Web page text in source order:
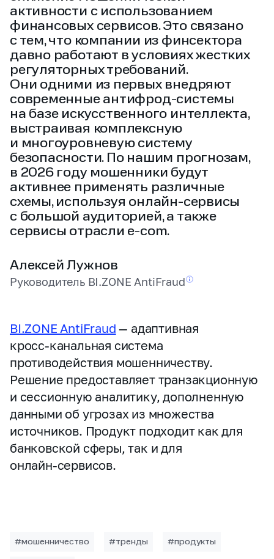
активности с использованием
финансовых сервисов. Это связано
с тем, что компании из финсектора
давно работают в условиях жестких
регуляторных требований.
Они одними из первых внедряют
современные антифрод‑системы
на базе искусственного интеллекта,
выстраивая комплексную
и многоуровневую систему
безопасности. По нашим прогнозам,
в 2026 году мошенники будут
активнее применять различные
схемы, используя онлайн‑сервисы
с большой аудиторией, а также
сервисы отрасли e‑com.
Алексей Лужнов
Руководитель BI.ZONE AntiFraud
BI.ZONE AntiFraud — адаптивная
кросс‑канальная система
противодействия мошенничеству.
Решение предоставляет транзакционную
и сессионную аналитику, дополненную
данными об угрозах из множества
источников. Продукт подходит как для
банковской сферы, так и для
онлайн‑сервисов.
#мошенничество #тренды #продукты